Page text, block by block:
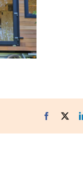
Facebook
X